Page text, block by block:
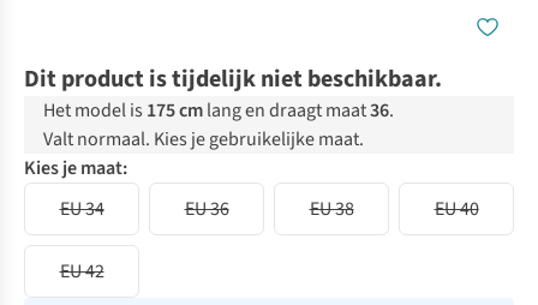
Dit product is tijdelijk niet beschikbaar.
Het model is 175 cmlang en draagt maat36.
Valt normaal. Kies je gebruikelijke maat.
Kies je maat:
EU 34
EU 36 EU 38 EU 40
EU 42